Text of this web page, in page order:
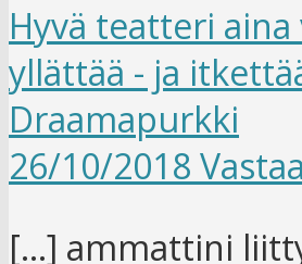
Hyvä teatteri aina
yllättää - ja
Draamapurkki
26/10/2018 Vastaa
[…] ammattini